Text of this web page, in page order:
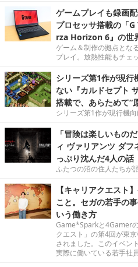
ゲームプレイも録画
プロセッサ搭載の「
rza Horizon 6』の世
ゲーム＆制作の拠点とな
プレイ。放熱性能もチェ
シリーズ第1作が現行
ない『カルドセプト
搭載で、あらためて“
シリーズ第1作が現行機
「冒険は楽しいもの
ィ ヴァリアンツ ダ
っぷり沈んだ4人の話
ふたつの沼の住人たちが
【キャリアクエスト
こと。セガの若手の
いう働き方
Game*Sparkと4Gamer
クエスト」の第4回が東
されました。このイベン
実際に働いている若手社